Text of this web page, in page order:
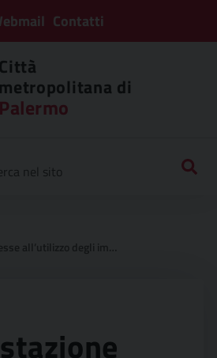
Contatti
Città
metropolitana di
Palermo